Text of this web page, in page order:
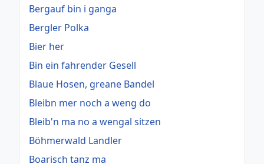
Bergauf bin i ganga
Bergler Polka
Bier her
Bin ein fahrender Gesell
Blaue Hosen, greane Bandel
Bleibn mer noch a weng do
Bleib'n ma no a wengal sitzen
Böhmerwald Landler
Boarisch tanz ma